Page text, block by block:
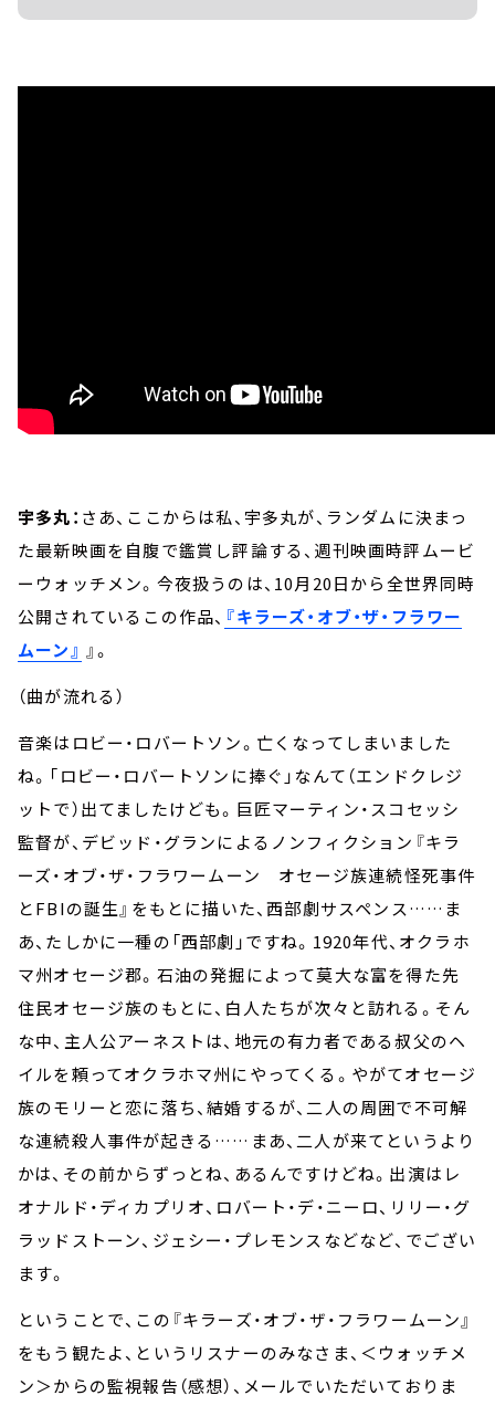
宇多丸： さあ、ここからは私、宇多丸が、ランダムに決まっ
た最新映画を自腹で鑑賞し評論する、週刊映画時評ムービ
ーウォッチメン。今夜扱うのは、10月20日から全世界同時
公開されているこの作品、 『キラーズ・オブ・ザ・フラワー
ムーン』 』。
（曲が流れる）
音楽はロビー・ロバートソン。亡くなってしまいました
ね。「ロビー・ロバートソンに捧ぐ」なんて（エンドクレジ
ットで）出てましたけども。巨匠マーティン・スコセッシ
監督が、デビッド・グランによるノンフィクション『キラ
ーズ・オブ・ザ・フラワームーン オセージ族連続怪死事件
とFBIの誕生』をもとに描いた、西部劇サスペンス……ま
あ、たしかに一種の「西部劇」ですね。1920年代、オクラホ
マ州オセージ郡。石油の発掘によって莫大な富を得た先
住民オセージ族のもとに、白人たちが次々と訪れる。そん
な中、主人公アーネストは、地元の有力者である叔父のヘ
イルを頼ってオクラホマ州にやってくる。やがてオセージ
族のモリーと恋に落ち、結婚するが、二人の周囲で不可解
な連続殺人事件が起きる……まあ、二人が来てというより
かは、その前からずっとね、あるんですけどね。出演はレ
オナルド・ディカプリオ、ロバート・デ・ニーロ、リリー・グ
ラッドストーン、ジェシー・プレモンスなどなど、でござい
ます。
ということで、この『キラーズ・オブ・ザ・フラワームーン』
をもう観たよ、というリスナーのみなさま、＜ウォッチメ
ン＞からの監視報告（感想）、メールでいただいておりま